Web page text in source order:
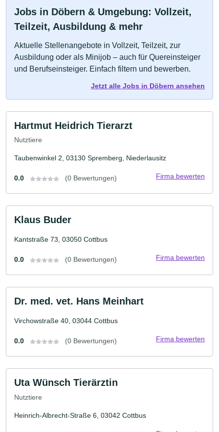
Jobs in Döbern & Umgebung: Vollzeit,
Teilzeit, Ausbildung & mehr
Aktuelle Stellenangebote in Vollzeit, Teilzeit, zur
Ausbildung oder als Minijob – auch für Quereinsteiger
und Berufseinsteiger. Einfach filtern und bewerben.
Jetzt alle Jobs in Döbern ansehen
Hartmut Heidrich Tierarzt
Nutztiere
Taubenwinkel 2, 03130 Spremberg, Niederlausitz
0.0 (0 Bewertungen) Firma bewerten
Klaus Buder
Kantstraße 73, 03050 Cottbus
0.0 (0 Bewertungen) Firma bewerten
Dr. med. vet. Hans Meinhart
Virchowstraße 40, 03044 Cottbus
0.0 (0 Bewertungen) Firma bewerten
Uta Wünsch Tierärztin
Nutztiere
Heinrich-Albrecht-Straße 6, 03042 Cottbus